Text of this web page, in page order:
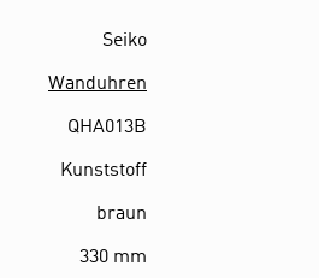
Seiko
Wanduhren
QHA013B
Kunststoff
braun
330 mm